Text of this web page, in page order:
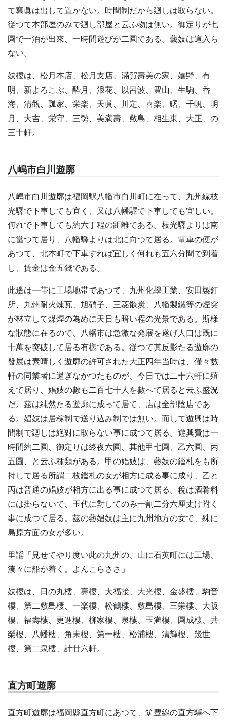
て寫眞は出して置かない。時間制だから廻しは取らない。
従つて本部屋のみで廻し部屋と云ふ物は無い。御定りが七
圓で一泊が出來、一時間遊びが二圓である。藝妓は這入ら
ない。
妓樓は、松月本店、松月支店、滿賀壽美の家、嬉野、有
明、新よろこぶ、酔月、浪花、以呂波、豊山、生駒、呑
海、清觀、瓢家、栄楽、天眞、川定、喜楽、曙、千帆、明
月、大吉、栄守、三勢、美満壽、敷島、相生東、大正、の
三十軒。
八嶋市白川遊廓
八嶋市白川遊廓は福岡駅八幡市白川町に在って、九州線枝
光驛で下車しても宜く、又は八幡驛で下車しても宜しい。
何れで下車しても約六丁程の距離である。枝光驛よりは南
に當つて居り、八幡驛よりは北に向つて居る。電車の便が
あつて、北本町で下車すれば宜しく何れも五六分間で到着
し、賃金は金五錢である。
此邊は一帯に工場地帯であつて、九州化學工業、安田製釘
所、九州耐火煉瓦、旭硝子、三菱骸炭、八幡製鐵等の煙突
が林立して煤煙の為めに天日も暗い程の光景である。斯様
な狀態に在るので、八幡市は急激な発展を遂げ人口は既に
十萬を突破して居る有樣である。従つて其反影たる遊廓の
發展は素晴しく遊廓の許可された大正四年当時は、僅々數
軒の同業者に過ぎなかつたものが、今日では二十六軒に殖
えて居り、娼妓の數も二百七十人を數へて居ると云ふ盛況
だ。茲は純然たる遊廓に成って居て、店は全部陰店であ
る。娼妓は居稼制で送り込み制では無い。而して遊興は時
間制で廻しは絶對に取らない事に成つて居る。遊興費は一
時間約二圓、御定りは終夜六圓、其他甲七圓、乙六圓、丙
五圓、と云ふ種類がある。甲の娼妓は、藝妓の鑑札をも所
持して居る所謂二枚鑑札の女が相方に成る事に成り、乙と
丙は普通の娼妓が相方に出る事に成つて居る。稅は酒肴料
には掛らないで、玉代に對してのみ一割二分六厘丈け附く
事に成つて居る。茲の藝娼妓は主に九州地方の女で、殊に
島原方面の女が多い。
里謡「見せてやり度い此の九州の、山に石英町には工場、
湊々に船が着く。よんこらささ」
妓樓は、日の丸樓、壽樓、大福接、大光樓、金盛樓、駒音
樓、第二敷島棲、一楽樓、松鶴樓、敷島樓、三栄樓、大阪
樓、福壽樓、更進樓、柳家樓、泉樓、玉満樓、圓成棲、共
榮樓、八幡樓、角末樓、第一樓、松浦樓、清輝樓、幾世
樓、第二泉樓、計廿六軒。
直方町遊廓
直方町遊廓は福岡縣直方町にあつて、筑豊線の直方驛へ下